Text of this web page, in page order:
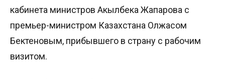
кабинета министров Акылбека Жапарова с
премьер-министром Казахстана Олжасом
Бектеновым, прибывшего в страну с рабочим
визитом.